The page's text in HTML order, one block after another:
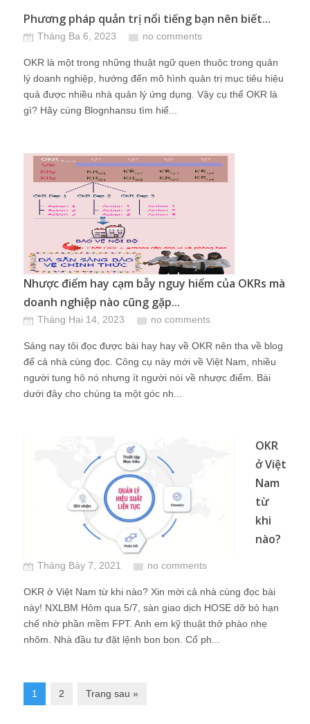
Phương pháp quản trị nổi tiếng bạn nên biết...
Tháng Ba 6, 2023 no comments
OKR là một trong những thuật ngữ quen thuộc trong quản
lý doanh nghiệp, hướng đến mô hình quản trị mục tiêu hiệu
quả được nhiều nhà quản lý ứng dụng. Vậy cụ thể OKR là
gì? Hãy cùng Blognhansu tìm hiể...
Nhược điểm hay cạm bẫy nguy hiểm của OKRs mà
doanh nghiệp nào cũng gặp...
Tháng Hai 14, 2023 no comments
Sáng nay tôi đọc được bài hay hay về OKR nên tha về blog
để cả nhà cùng đọc. Công cụ này mới về Việt Nam, nhiều
người tung hô nó nhưng ít người nói về nhược điểm. Bài
dưới đây cho chúng ta một góc nh...
OKR
ở Việt
Nam
từ
khi
nào?
Tháng Bảy 7, 2021 no comments
OKR ở Việt Nam từ khi nào? Xin mời cả nhà cùng đọc bài
này! NXLBM Hôm qua 5/7, sàn giao dịch HOSE dỡ bỏ hạn
chế nhờ phần mềm FPT. Anh em kỹ thuật thở phào nhẹ
nhõm. Nhà đầu tư đặt lệnh bon bon. Cổ ph...
1 2 Trang sau »